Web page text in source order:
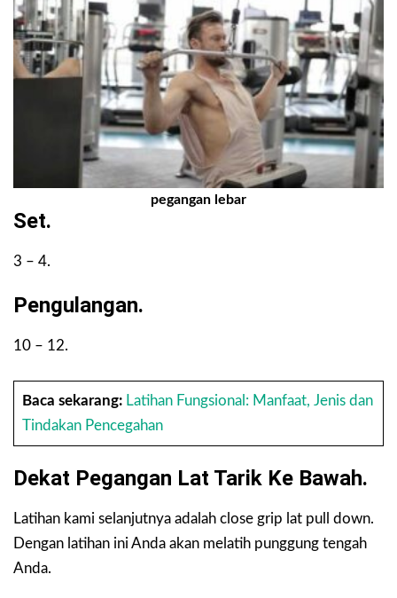
pegangan lebar
Set.
3 – 4.
Pengulangan.
10 – 12.
Baca sekarang: Latihan Fungsional: Manfaat, Jenis dan
Tindakan Pencegahan
Dekat Pegangan Lat Tarik Ke Bawah.
Latihan kami selanjutnya adalah close grip lat pull down.
Dengan latihan ini Anda akan melatih punggung tengah
Anda.